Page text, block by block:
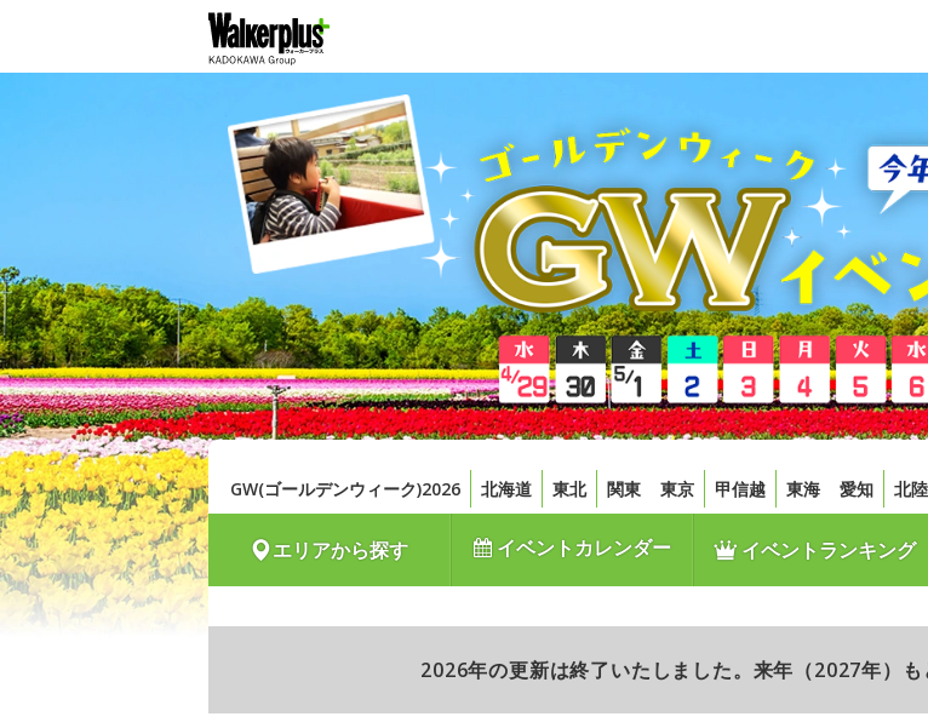
GW(ゴールデンウィーク)2026 北海道 東北 関東 東京 甲信越 東海 愛知 北陸
エリアから探す イベントカレンダー イベントランキング
2026年の更新は終了いたしました。来年（2027年）も